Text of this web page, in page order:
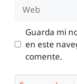
Guarda mi
en este
comente.